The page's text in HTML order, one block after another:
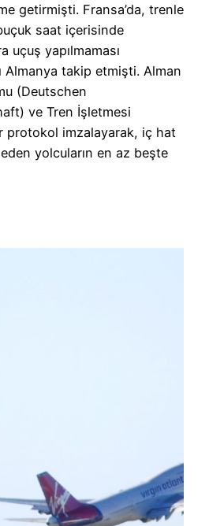
getirmişti. Fransa’da, trenle
saat içerisinde
uçuş yapılmaması
Almanya takip etmişti. Alman
(Deutschen
ve Tren İşletmesi
protokol imzalayarak, iç hat
yolcuların en az beşte